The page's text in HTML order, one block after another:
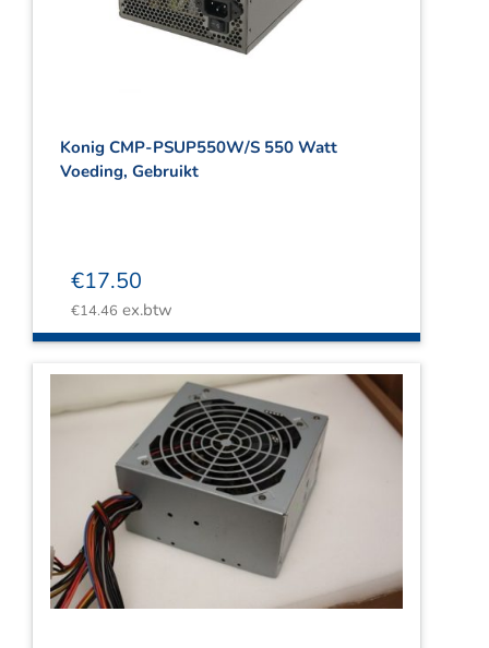
Konig CMP-PSUP550W/S 550 Watt
Voeding, Gebruikt
€17.50
€14.46 ex.btw